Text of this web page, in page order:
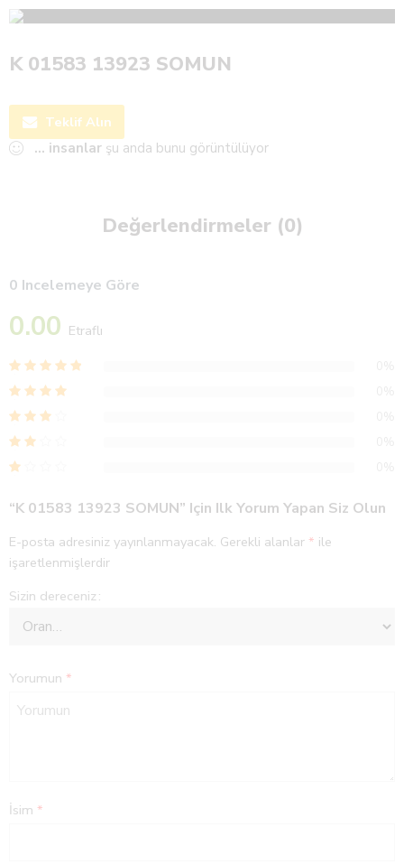
K 01583 13923 SOMUN
Teklif Alın
... insanlar şu anda bunu görüntülüyor
Değerlendirmeler (0)
0 Incelemeye Göre
0.00 Etraflı
“K 01583 13923 SOMUN” Için Ilk Yorum Yapan Siz Olun
E-posta adresiniz yayınlanmayacak. Gerekli alanlar * ile
işaretlenmişlerdir
Sizin dereceniz
Yorumun *
İsim *